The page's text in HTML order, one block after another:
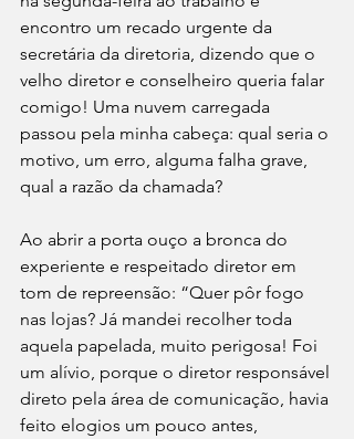
encontro um recado urgente da
secretária da diretoria, dizendo que o
velho diretor e conselheiro queria falar
comigo! Uma nuvem carregada
passou pela minha cabeça: qual seria o
motivo, um erro, alguma falha grave,
qual a razão da chamada?
Ao abrir a porta ouço a bronca do
experiente e respeitado diretor em
tom de repreensão: “Quer pôr fogo
nas lojas? Já mandei recolher toda
aquela papelada, muito perigosa! Foi
um alívio, porque o diretor responsável
direto pela área de comunicação, havia
feito elogios um pouco antes,